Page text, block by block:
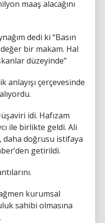
maaş alacağını
dedi ki “Basın
bir makam. Hal
düzeyinde”
çerçevesinde
idi. Hafızam
ile birlikte geldi. Ali
daha doğrusu istifaya
getirildi.
kurumsal
sahibi olmasına